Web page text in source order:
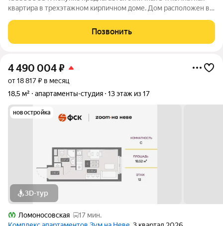
квартира в трехэтажном кирпичном доме. Дом расположен в
кладовые комнаты для каждой квартиры- это создает еще
более комфорта, так как у
Позвонить
4 490 004₽
от 18 817 ₽ в месяц
18,5 м²
апартаменты-студия 13 этаж из 17
новостройка
3D-тур
Ломоносовская
17 мин.